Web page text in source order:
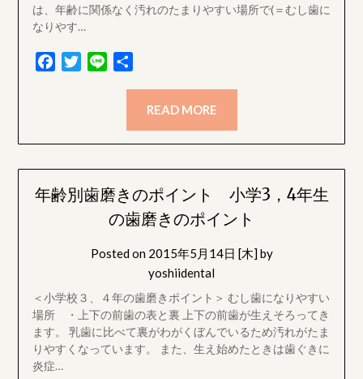
は、年齢に関係なく汚れのたまりやすい場所で(＝むし歯に
なりやす…
FacebookTwitter
Line
READ MORE
年齢別歯磨きのポイント 小学3，4年生
の歯磨きのポイント
Posted on 2015年5月14日 [木]by
yoshiidental
＜小学校３、４年の歯磨きポイント＞ むし歯になりやすい
場所 ・上下の前歯の表と裏 上下の前歯が生えそろってき
ます。 乳歯に比べて裏がわがくぼんでいるため汚れがたま
りやすくなっています。 また、生え始めたときは歯ぐきに
炎症…